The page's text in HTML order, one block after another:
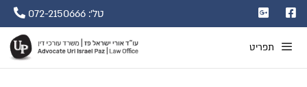
טל': 072-2150666
תפריט